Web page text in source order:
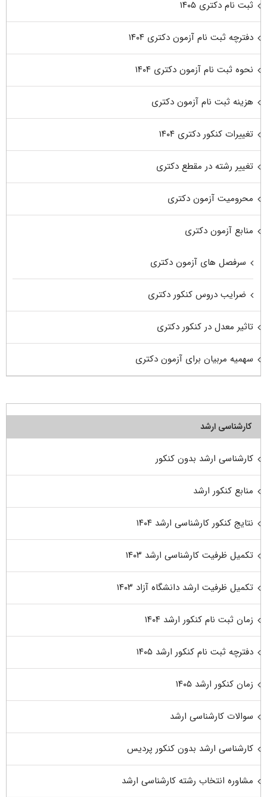
ثبت نام دکتری ۱۴۰۵
دفترچه ثبت نام آزمون دکتری ۱۴۰۴
نحوه ثبت نام آزمون دکتری ۱۴۰۴
هزینه ثبت نام آزمون دکتری
تغییرات کنکور دکتری ۱۴۰۴
تغییر رشته در مقطع دکتری
محرومیت آزمون دکتری
منابع آزمون دکتری
سرفصل های آزمون دکتری
ضرایب دروس کنکور دکتری
تاثیر معدل در کنکور دکتری
سهمیه مربیان برای آزمون دکتری
کارشناسی ارشد
کارشناسی ارشد بدون کنکور
منابع کنکور ارشد
نتایج کنکور کارشناسی ارشد ۱۴۰۴
تکمیل ظرفیت کارشناسی ارشد ۱۴۰۳
تکمیل ظرفیت ارشد دانشگاه آزاد ۱۴۰۳
زمان ثبت نام کنکور ارشد ۱۴۰۴
دفترچه ثبت نام کنکور ارشد ۱۴۰۵
زمان کنکور ارشد ۱۴۰۵
سوالات کارشناسی ارشد
کارشناسی ارشد بدون کنکور پردیس
مشاوره انتخاب رشته کارشناسی ارشد